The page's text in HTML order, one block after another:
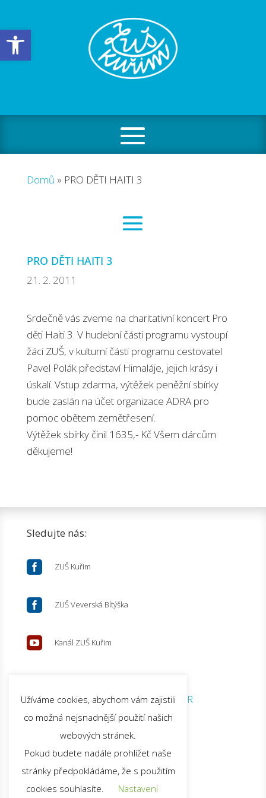
Open toolbar
Domů » PRO DĚTI HAITI 3
PRO DĚTI HAITI 3
21. 2. 2011
Srdečně vás zveme na charitativní koncert Pro
děti Haiti 3. V hudební části programu vystoupí
žáci ZUŠ, v kulturní části programu cestovatel
Pavel Polák představí Himaláje, jejich krásy i
úskalí. Vstup zdarma, výtěžek peněžní sbírky
bude zaslán na účet organizace ADRA pro
pomoc obětem zemětřesení.
Výtěžek sbírky činil 1635,- Kč Všem dárcům
děkujeme!
Sledujte nás:
 ZUŠ Kuřim
 ZUŠ Veverská Bítýška
 Kanál ZUŠ Kuřim
© 2026 ZUŠ Kuřim |GDPR
Užíváme cookies, abychom vám zajistili
co možná nejsnadnější použití našich
webových stránek.
Pokud budete nadále prohlížet naše
stránky předpokládáme, že s použitím
cookies souhlasíte.
Nastavení